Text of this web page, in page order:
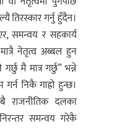
तिरस्कार गर्नु हुँदैन।
समन्वय र सहकार्य
नेतृत्व अब्बल हुन
मै मात्र गर्छु” भन्ने
निकै गाह्रो हुन्छ।
राजनीतिक दलका
समन्वय गरेकै